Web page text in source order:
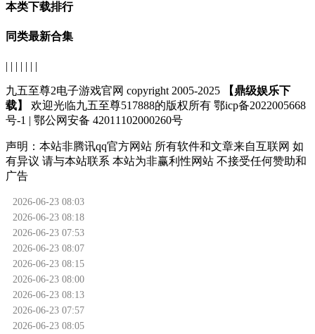
本类下载排行
同类最新合集
| | | | | | |
九五至尊2电子游戏官网 copyright 2005-2025
【鼎级娱乐下
载】
欢迎光临九五至尊517888的版权所有 鄂icp备2022005668
号-1 | 鄂公网安备 42011102000260号
声明： 本站非腾讯qq官方网站 所有软件和文章来自互联网 如
有异议 请与本站联系 本站为非赢利性网站 不接受任何赞助和
广告
2026-06-23 08:03
2026-06-23 08:18
2026-06-23 07:53
2026-06-23 08:07
2026-06-23 08:15
2026-06-23 08:00
2026-06-23 08:13
2026-06-23 07:57
2026-06-23 08:05